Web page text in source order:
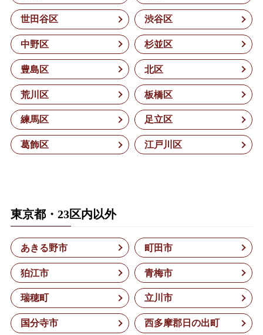
世田谷区 渋谷区
中野区 杉並区
豊島区 北区
荒川区 板橋区
練馬区 足立区
葛飾区 江戸川区
東京都・23区内以外
あきる野市 町田市
狛江市 青梅市
瑞穂町 立川市
国分寺市 西多摩郡日の出町